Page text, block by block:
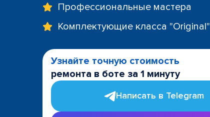
Профессиональные мастера
Комплектующие класса "Original"
Узнайте точную стоимость
ремонта в боте за 1 минуту
Написать в Telegram